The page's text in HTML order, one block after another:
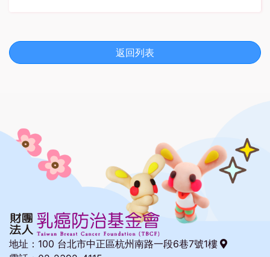
返回列表
地址： 100 台北市中正區杭州南路一段6巷7號1樓